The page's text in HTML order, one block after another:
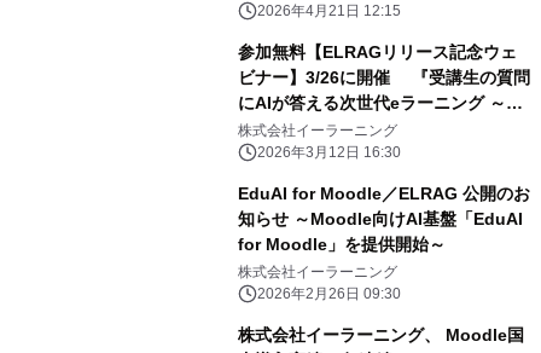
2026年4月21日 12:15
参加無料【ELRAGリリース記念ウェ
ビナー】3/26に開催 『受講生の質問
にAIが答える次世代eラーニング ～世
界標準LMS Moodle + AI～』
株式会社イーラーニング
2026年3月12日 16:30
EduAI for Moodle／ELRAG 公開のお
知らせ ～Moodle向けAI基盤「EduAI
for Moodle」を提供開始～
株式会社イーラーニング
2026年2月26日 09:30
株式会社イーラーニング、 Moodle国